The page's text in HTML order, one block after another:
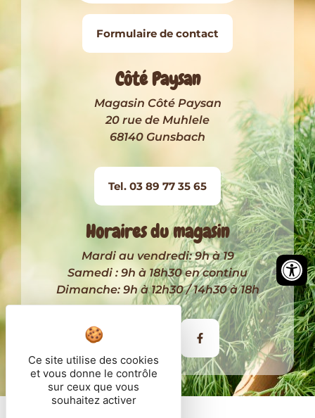
Formulaire de contact
Côté Paysan
Magasin Côté Paysan
20 rue de Muhlele
68140 Gunsbach
Tel. 03 89 77 35 65
Horaires du magasin
Mardi au vendredi: 9h à 19
Samedi : 9h à 18h30 en continu
Dimanche: 9h à 12h30 / 14h30 à 18h
Ce site utilise des cookies
et vous donne le contrôle
sur ceux que vous
souhaitez activer